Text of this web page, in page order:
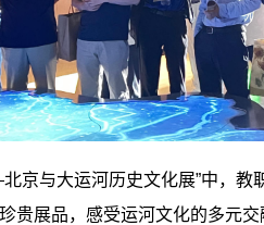
京与大运河历史文化展”中，教
贵展品，感受运河文化的多元